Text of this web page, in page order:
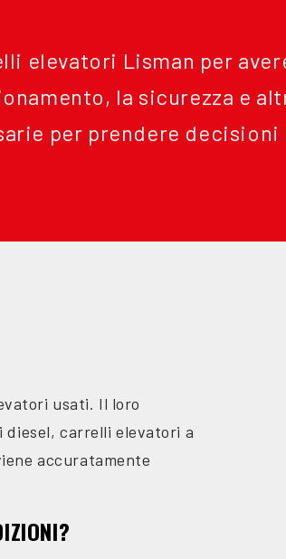
elevatori Lisman per
la sicurezza e
per prendere
usati. Il loro
carrelli elevatori a
accuratamente